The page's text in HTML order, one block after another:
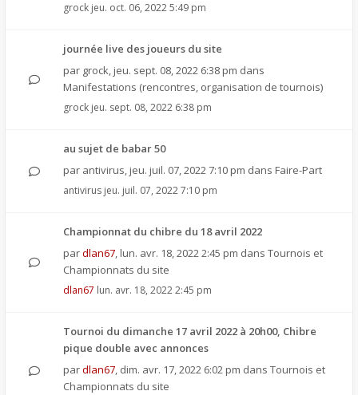
grock jeu. oct. 06, 2022 5:49 pm
journée live des joueurs du site
par grock, jeu. sept. 08, 2022 6:38 pm dans
Manifestations (rencontres, organisation de tournois)
grock jeu. sept. 08, 2022 6:38 pm
au sujet de babar 50
par antivirus, jeu. juil. 07, 2022 7:10 pm dans Faire-Part
antivirus jeu. juil. 07, 2022 7:10 pm
Championnat du chibre du 18 avril 2022
pardlan67, lun. avr. 18, 2022 2:45 pm dans Tournois et
Championnats du site
dlan67 lun. avr. 18, 2022 2:45 pm
Tournoi du dimanche 17 avril 2022 à 20h00, Chibre
pique double avec annonces
pardlan67, dim. avr. 17, 2022 6:02 pm dans Tournois et
Championnats du site